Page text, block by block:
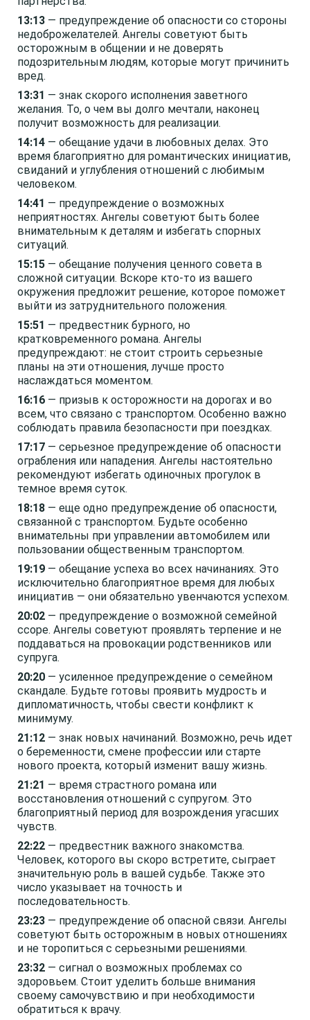
13:13 — предупреждение об опасности со стороны
недоброжелателей. Ангелы советуют быть
осторожным в общении и не доверять
подозрительным людям, которые могут причинить
вред.
13:31 — знак скорого исполнения заветного
желания. То, о чем вы долго мечтали, наконец
получит возможность для реализации.
14:14 — обещание удачи в любовных делах. Это
время благоприятно для романтических инициатив,
свиданий и углубления отношений с любимым
человеком.
14:41 — предупреждение о возможных
неприятностях. Ангелы советуют быть более
внимательным к деталям и избегать спорных
ситуаций.
15:15 — обещание получения ценного совета в
сложной ситуации. Вскоре кто-то из вашего
окружения предложит решение, которое поможет
выйти из затруднительного положения.
15:51 — предвестник бурного, но
кратковременного романа. Ангелы
предупреждают: не стоит строить серьезные
планы на эти отношения, лучше просто
наслаждаться моментом.
16:16 — призыв к осторожности на дорогах и во
всем, что связано с транспортом. Особенно важно
соблюдать правила безопасности при поездках.
17:17 — серьезное предупреждение об опасности
ограбления или нападения. Ангелы настоятельно
рекомендуют избегать одиночных прогулок в
темное время суток.
18:18 — еще одно предупреждение об опасности,
связанной с транспортом. Будьте особенно
внимательны при управлении автомобилем или
пользовании общественным транспортом.
19:19 — обещание успеха во всех начинаниях. Это
исключительно благоприятное время для любых
инициатив — они обязательно увенчаются успехом.
20:02 — предупреждение о возможной семейной
ссоре. Ангелы советуют проявлять терпение и не
поддаваться на провокации родственников или
супруга.
20:20 — усиленное предупреждение о семейном
скандале. Будьте готовы проявить мудрость и
дипломатичность, чтобы свести конфликт к
минимуму.
21:12 — знак новых начинаний. Возможно, речь идет
о беременности, смене профессии или старте
нового проекта, который изменит вашу жизнь.
21:21 — время страстного романа или
восстановления отношений с супругом. Это
благоприятный период для возрождения угасших
чувств.
22:22 — предвестник важного знакомства.
Человек, которого вы скоро встретите, сыграет
значительную роль в вашей судьбе. Также это
число указывает на точность и
последовательность.
23:23 — предупреждение об опасной связи. Ангелы
советуют быть осторожным в новых отношениях
и не торопиться с серьезными решениями.
23:32 — сигнал о возможных проблемах со
здоровьем. Стоит уделить больше внимания
своему самочувствию и при необходимости
обратиться к врачу.